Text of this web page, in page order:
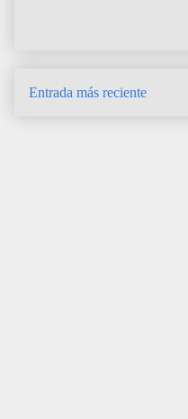
Entrada más reciente